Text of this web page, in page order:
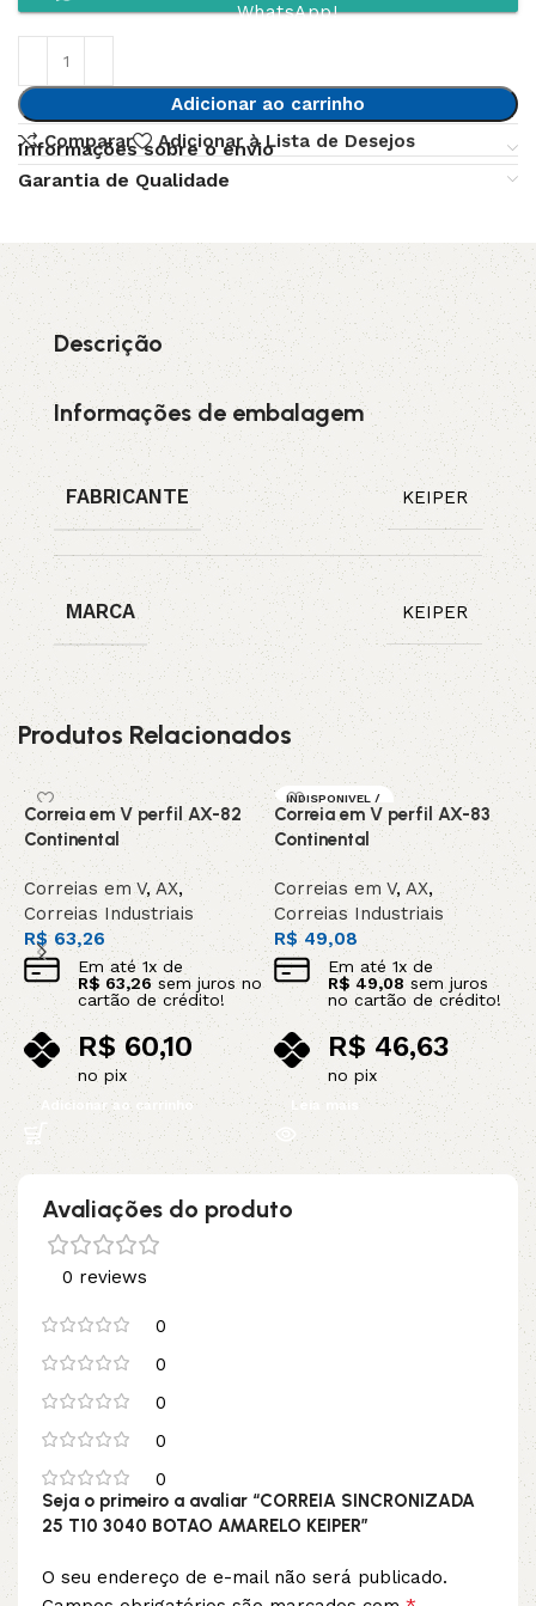
WhatsApp!
Adicionar ao carrinho
Comparar
Adicionar à Lista de Desejos
Informações sobre o envio
Garantia de Qualidade
Descrição
Informações de embalagem
FABRICANTE KEIPER
MARCA KEIPER
Produtos Relacionados
Correia em V perfil AX-82
Continental
Correias em V, AX,
Correias Industriais
R$63,26
Em até1x de
R$ 63,26sem juros no
cartão de crédito!
R$ 60,10
no pix
Adicionar ao carrinho
INDISPONIVEL /
SOB ENCOMEN
DA
Correia em V perfil AX-83
Continental
Correias em V, AX,
Correias Industriais
R$49,08
Em até 1x de
R$ 49,08sem juros
no cartão de crédito!
R$ 46,63
no pix
Leia mais
Avaliações do produto
0 reviews
0
0
0
0
0
Seja o primeiro a avaliar “CORREIA SINCRONIZADA
25 T10 3040 BOTAO AMARELO KEIPER”
O seu endereço de e-mail não será publicado.